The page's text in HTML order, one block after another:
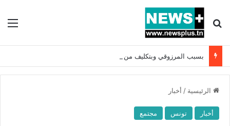
بحث عن
الرئيسية / أخبار
أخبار تونس مجتمع